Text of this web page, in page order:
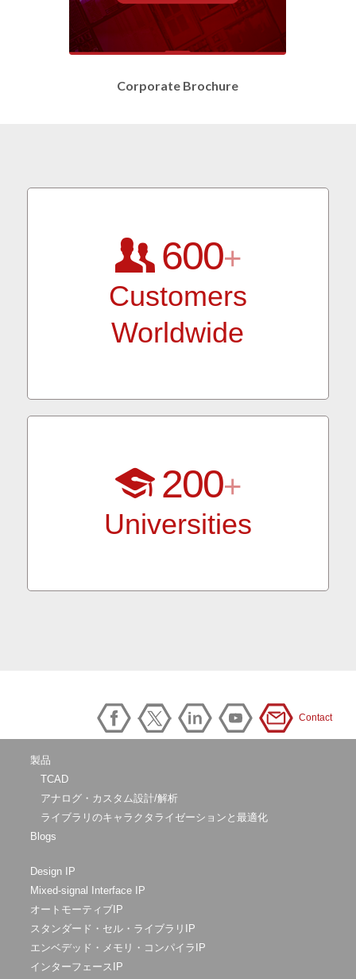
Corporate Brochure
600+
Customers
Worldwide
200+
Universities
Contact
製品
TCAD
アナログ・カスタム設計/解析
ライブラリのキャラクタライゼーションと最適化
Blogs
Design IP
Mixed-signal Interface IP
オートモーティブIP
スタンダード・セル・ライブラリIP
エンベデッド・メモリ・コンパイラIP
インターフェースIP